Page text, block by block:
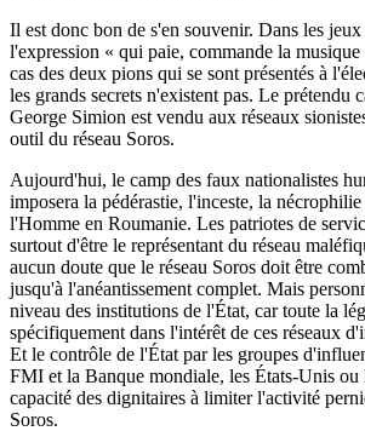
Il est donc bon de s'en souvenir. Dans les
l'expression « qui paie, commande la
cas des deux pions qui se sont présentés à
les grands secrets n'existent pas. Le prétendu
George Simion est vendu aux réseaux
outil du réseau Soros.
Aujourd'hui, le camp des faux nationalistes
imposera la pédérastie, l'inceste, la
l'Homme en Roumanie. Les patriotes de
surtout d'être le représentant du réseau
aucun doute que le réseau Soros doit être
jusqu'à l'anéantissement complet. Mais
niveau des institutions de l'État, car toute la
spécifiquement dans l'intérêt de ces réseaux
Et le contrôle de l'État par les groupes
FMI et la Banque mondiale, les États-Unis
capacité des dignitaires à limiter l'activité
Soros.